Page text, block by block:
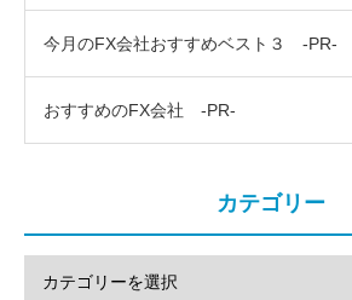
今月のFX会社おすすめベスト３ -PR-
おすすめのFX会社 -PR-
カテゴリー